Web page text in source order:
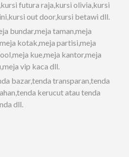
futura raja,kursi olivia,kursi
out door,kursi betawi dll.
bundar,meja taman,meja
kotak,meja partisi,meja
kue,meja kantor,meja
vip kaca dll.
bazar,tenda transparan,tenda
kerucut atau tenda
dll.